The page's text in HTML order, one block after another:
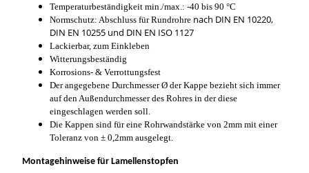
Temperaturbeständigkeit min./max.: -40 bis 90 °C
Normschutz: Abschluss für Rundrohre nach DIN EN 10220,
DIN EN 10255 und DIN EN ISO 1127
Lackierbar, zum Einkleben
Witterungsbeständig
Korrosions- & Verrottungsfest
Der angegebene Durchmesser Ø der Kappe bezieht sich immer
auf den Außendurchmesser des Rohres in der diese
eingeschlagen werden soll.
Die Kappen sind für eine Rohrwandstärke von 2mm mit einer
Toleranz von ± 0,2mm ausgelegt.
Montagehinweise für Lamellenstopfen